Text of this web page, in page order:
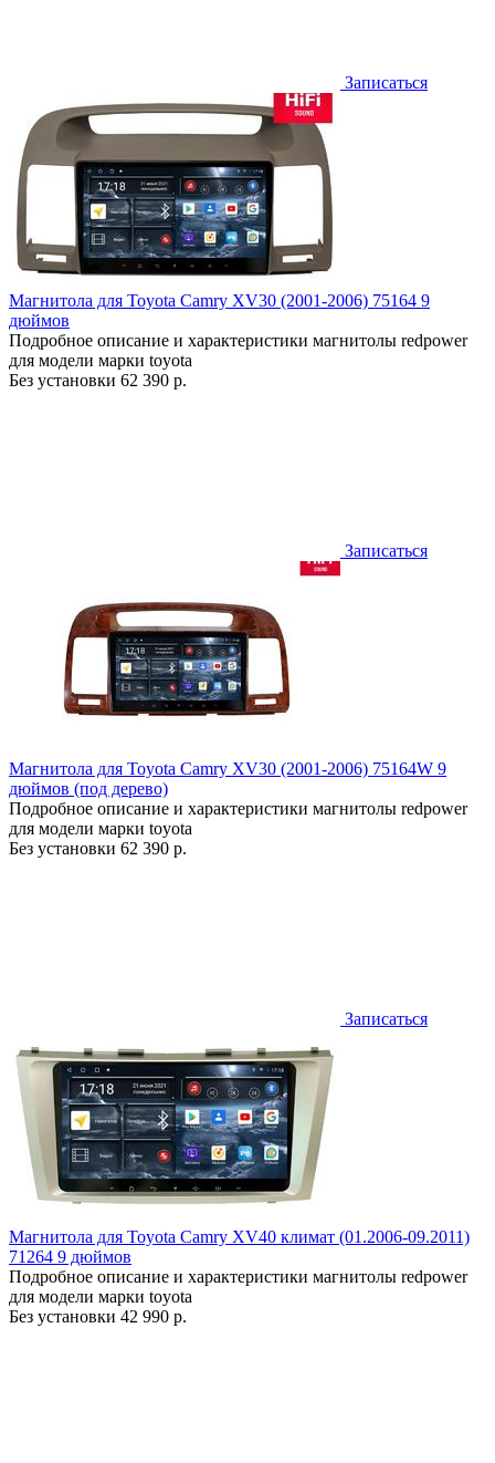
Записаться
Магнитола для Toyota Camry XV30 (2001-2006) 75164 9
дюймов
Подробное описание и характеристики магнитолы redpower
для модели марки toyota
Без установки 62 390 р.
Записаться
Магнитола для Toyota Camry XV30 (2001-2006) 75164W 9
дюймов (под дерево)
Подробное описание и характеристики магнитолы redpower
для модели марки toyota
Без установки 62 390 р.
Записаться
Магнитола для Toyota Camry XV40 климат (01.2006-09.2011)
71264 9 дюймов
Подробное описание и характеристики магнитолы redpower
для модели марки toyota
Без установки 42 990 р.